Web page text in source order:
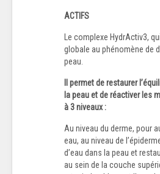
ACTIFS
Le complexe HydrActiv3,
globale au phénomène de
peau.
Il permet de restaurer
la peau et de réactiver les
à 3 niveaux :
Au niveau du derme, pour
eau, au niveau de
d’eau dans la peau et
au sein de la couche